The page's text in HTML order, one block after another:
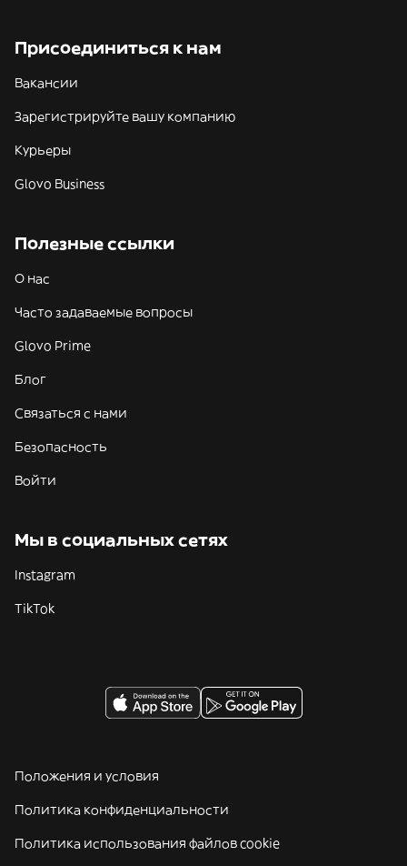
Присоединиться к нам
Вакансии
Зарегистрируйте вашу компанию
Курьеры
Glovo Business
Полезные ссылки
О нас
Часто задаваемые вопросы
Glovo Prime
Блог
Связаться с нами
Безопасность
Войти
Мы в социальных сетях
Instagram
TikTok
Положения и условия
Политика конфиденциальности
Политика использования файлов cookie